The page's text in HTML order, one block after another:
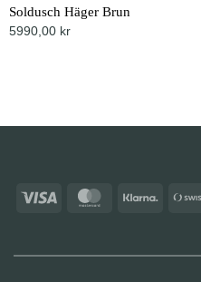
Soldusch Häger Brun
5990,00 kr
Visa MasterCardKlarna